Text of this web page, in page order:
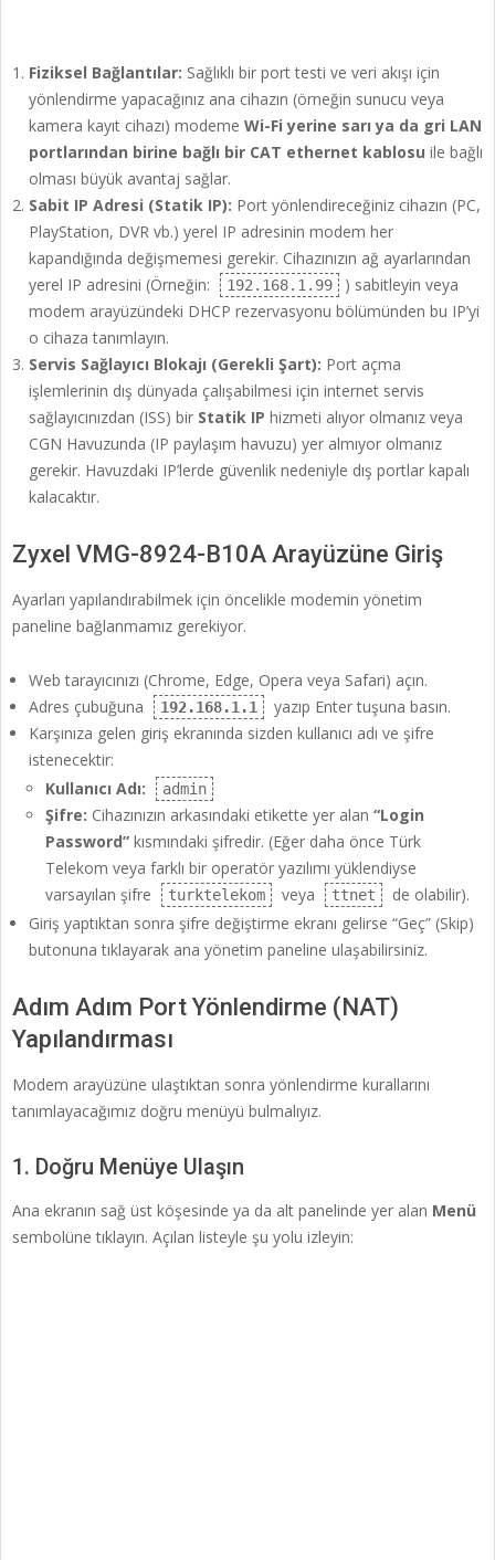
Fiziksel Bağlantılar: Sağlıklı bir port testi ve veri akışı için
yönlendirme yapacağınız ana cihazın (örneğin sunucu veya
kamera kayıt cihazı) modeme Wi-Fi yerine sarı ya da gri LAN
portlarından birine bağlı bir CAT ethernet kablosu ile bağlı
olması büyük avantaj sağlar.
Sabit IP Adresi (Statik IP): Port yönlendireceğiniz cihazın (PC,
PlayStation, DVR vb.) yerel IP adresinin modem her
kapandığında değişmemesi gerekir. Cihazınızın ağ ayarlarından
yerel IP adresini (Örneğin:
192.168.1.99
) sabitleyin veya
modem arayüzündeki DHCP rezervasyonu bölümünden bu IP’yi
o cihaza tanımlayın.
Servis Sağlayıcı Blokajı (Gerekli Şart): Port açma
işlemlerinin dış dünyada çalışabilmesi için internet servis
sağlayıcınızdan (ISS) bir Statik IP hizmeti alıyor olmanız veya
CGN Havuzunda (IP paylaşım havuzu) yer almıyor olmanız
gerekir. Havuzdaki IP’lerde güvenlik nedeniyle dış portlar kapalı
kalacaktır.
Zyxel VMG-8924-B10A Arayüzüne Giriş
Ayarları yapılandırabilmek için öncelikle modemin yönetim
paneline bağlanmamız gerekiyor.
Web tarayıcınızı (Chrome, Edge, Opera veya Safari) açın.
Adres çubuğuna
192.168.1.1
yazıp Enter tuşuna basın.
Karşınıza gelen giriş ekranında sizden kullanıcı adı ve şifre
istenecektir:
Kullanıcı Adı:
admin
Şifre: Cihazınızın arkasındaki etikette yer alan “Login
Password” kısmındaki şifredir. (Eğer daha önce Türk
Telekom veya farklı bir operatör yazılımı yüklendiyse
varsayılan şifre
turktelekom veya ttnet
de olabilir).
Giriş yaptıktan sonra şifre değiştirme ekranı gelirse “Geç” (Skip)
butonuna tıklayarak ana yönetim paneline ulaşabilirsiniz.
Adım Adım Port Yönlendirme (NAT)
Yapılandırması
Modem arayüzüne ulaştıktan sonra yönlendirme kurallarını
tanımlayacağımız doğru menüyü bulmalıyız.
1. Doğru Menüye Ulaşın
Ana ekranın sağ üst köşesinde ya da alt panelinde yer alan Menü
sembolüne tıklayın. Açılan listeyle şu yolu izleyin: